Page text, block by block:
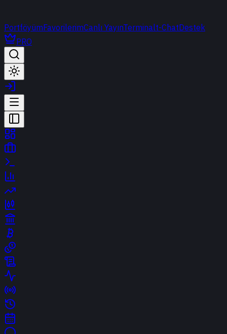
PortföyümFavorilerimCanlı YayınTerminalt-ChatDestek
PRO